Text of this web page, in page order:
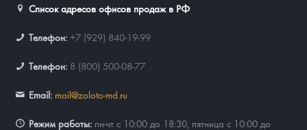
Список адресов офисов продаж в РФ
Телефон: +7 (929) 840-19-99
Телефон: 8 (800) 500-08-77
Email: mail@zoloto-md.ru
Режим работы: пн-чт с 10:00 до 18:30, пятница с 10:00 до